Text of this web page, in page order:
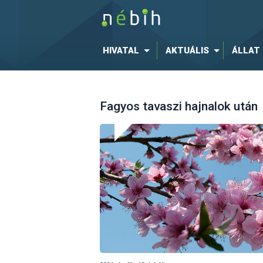
HIVATAL AKTUÁLIS ÁLLAT
Fagyos tavaszi hajnalok után